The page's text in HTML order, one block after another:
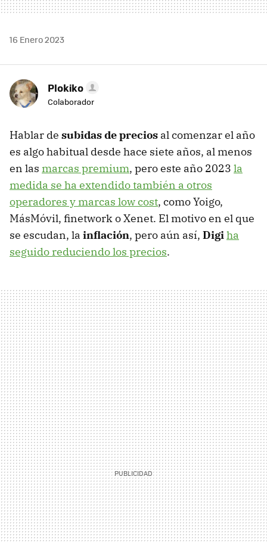
16 Enero 2023
Plokiko
Colaborador
Hablar de subidas de precios al comenzar el año
es algo habitual desde hace siete años, al menos
en las marcas premium, pero este año 2023 la
medida se ha extendido también a otros
operadores y marcas low cost, como Yoigo,
MásMóvil, finetwork o Xenet. El motivo en el que
se escudan, la inflación, pero aún así, Digiha
seguido reduciendo los precios.